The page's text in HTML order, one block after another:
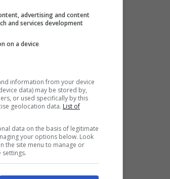
la
di ultima
fosse
zona Ponticelli.
advertising and content
and services development
on a device
information from your device
data) may be stored by,
or used specifically by this
geolocation data. List of
data on the basis of legitimate
your options below. Look
the site menu to manage or